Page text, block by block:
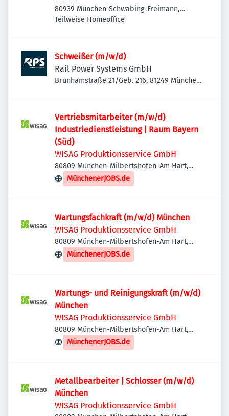
80939 München-Schwabing-Freimann,
Deutschland
Teilweise Homeoffice
Schweißer (m/w/d)
Rail Power Systems GmbH
Brunhamstraße 21/Geb. 216, 81249 München-
Vertriebsmitarbeiter (m/w/d)
Industriedienstleistung | Raum Bayern
(Süd)
WISAG Produktionsservice GmbH
80809 München-Milbertshofen-Am Hart,
Deutschland
MünchenerJOBS.de
Wartungsfachkraft (m/w/d) München
WISAG Produktionsservice GmbH
80809 München-Milbertshofen-Am Hart,
Deutschland
MünchenerJOBS.de
Wartungs- und Reinigungskraft (m/w/d)
München
WISAG Produktionsservice GmbH
80809 München-Milbertshofen-Am Hart,
Deutschland
MünchenerJOBS.de
Metallbearbeiter | Schlosser (m/w/d)
München
WISAG Produktionsservice GmbH